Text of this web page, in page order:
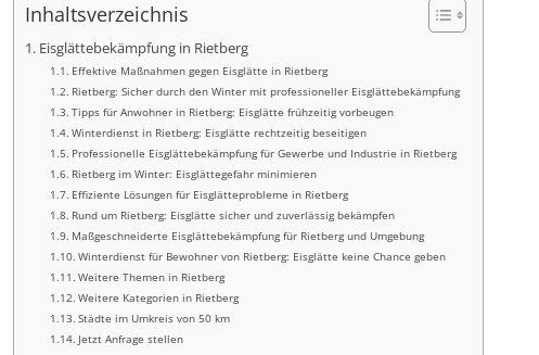
Inhaltsverzeichnis
Eisglättebekämpfung in Rietberg
Effektive Maßnahmen gegen Eisglätte in Rietberg
Rietberg: Sicher durch den Winter mit professioneller Eisglättebekämpfung
Tipps für Anwohner in Rietberg: Eisglätte frühzeitig vorbeugen
Winterdienst in Rietberg: Eisglätte rechtzeitig beseitigen
Professionelle Eisglättebekämpfung für Gewerbe und Industrie in Rietberg
Rietberg im Winter: Eisglättegefahr minimieren
Effiziente Lösungen für Eisglätteprobleme in Rietberg
Rund um Rietberg: Eisglätte sicher und zuverlässig bekämpfen
Maßgeschneiderte Eisglättebekämpfung für Rietberg und Umgebung
Winterdienst für Bewohner von Rietberg: Eisglätte keine Chance geben
Weitere Themen in Rietberg
Weitere Kategorien in Rietberg
Städte im Umkreis von 50 km
Jetzt Anfrage stellen